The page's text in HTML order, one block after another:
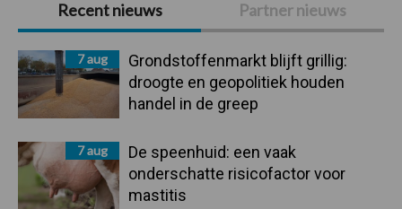
Sidebar
Recent nieuws Partner nieuws
7 aug
Grondstoffenmarkt blijft grillig:
droogte en geopolitiek houden
handel in de greep
7 aug
De speenhuid: een vaak
onderschatte risicofactor voor
mastitis